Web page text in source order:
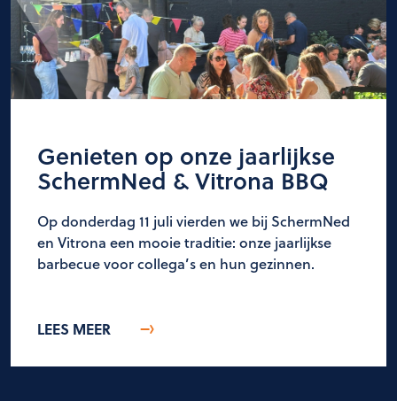
Genieten op onze jaarlijkse
SchermNed & Vitrona BBQ
Op donderdag 11 juli vierden we bij SchermNed
en Vitrona een mooie traditie: onze jaarlijkse
barbecue voor collega’s en hun gezinnen.
LEES MEER